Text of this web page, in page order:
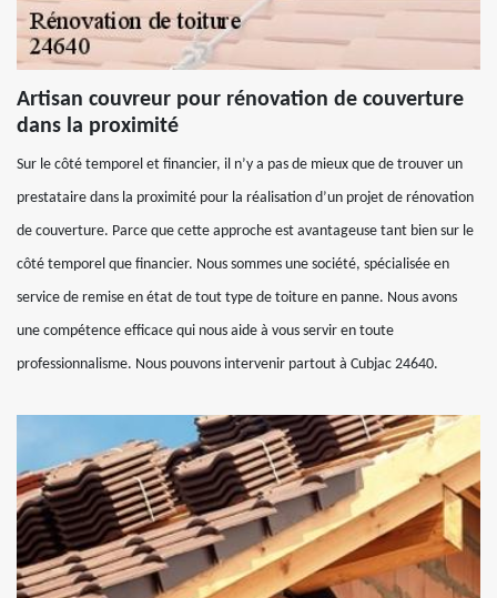
Artisan couvreur pour rénovation de couverture
dans la proximité
Sur le côté temporel et financier, il n’y a pas de mieux que de trouver un
prestataire dans la proximité pour la réalisation d’un projet de rénovation
de couverture. Parce que cette approche est avantageuse tant bien sur le
côté temporel que financier. Nous sommes une société, spécialisée en
service de remise en état de tout type de toiture en panne. Nous avons
une compétence efficace qui nous aide à vous servir en toute
professionnalisme. Nous pouvons intervenir partout à Cubjac 24640.